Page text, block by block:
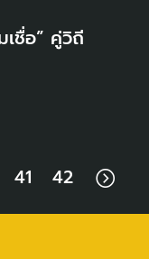
เชื่อ” คู่วิถี
41 42